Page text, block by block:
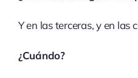
Y en las terceras, y en las
¿Cuándo?